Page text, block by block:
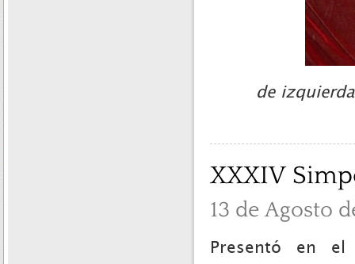
de
XXXIV
13 de Agosto
Presentó en el